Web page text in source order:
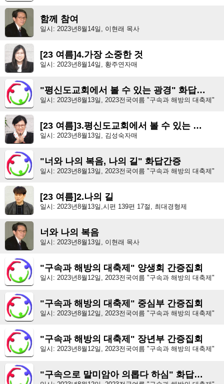
함께 참여
일시: 2023년8월14일, 이현래 목사
[23 여름]4.가장 소중한 것
일시: 2023년8월14일, 황주연자매
"평신도교회에서 볼 수 있는 광경" 화답간증
일시: 2023년8월13일, 2023전국여름 "구속과 해방의 대축제"
[23 여름]3.평신도교회에서 볼 수 있는 광경
일시: 2023년8월13일, 김성숙자매
"너와 나의 복음, 나의 길" 화답간증
일시: 2023년8월13일, 2023전국여름 "구속과 해방의 대축제"
[23 여름]2.나의 길
일시: 2023년8월13일,시편 139편 17절, 최대경형제
너와 나의 복음
일시: 2023년8월13일, 이현래 목사
"구속과 해방의 대축제" 양생회 간증집회
일시: 2023년8월12일, 2023전국여름 "구속과 해방의 대축제"
"구속과 해방의 대축제" 중심부 간증집회
일시: 2023년8월12일, 2023전국여름 "구속과 해방의 대축제"
"구속과 해방의 대축제" 장년부 간증집회
일시: 2023년8월12일, 2023전국여름 "구속과 해방의 대축제"
"구속으로 말미암아 의롭다 하심" 화답간증